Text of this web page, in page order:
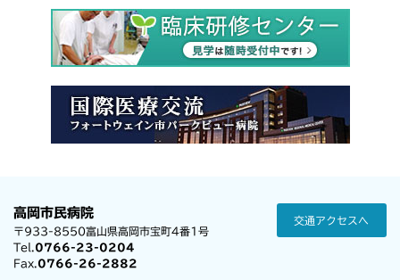
高岡市民病院
〒933-8550富山県高岡市宝町4番1号
Tel. 0766-23-0204
Fax. 0766-26-2882
交通アクセスへ